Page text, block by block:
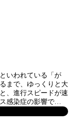
いわれている「が
まで、ゆっくりと大
、進行スピードが速
感染症の影響で…